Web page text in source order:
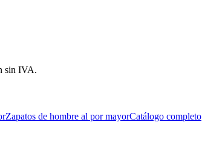
sin IVA.
Zapatos de hombre al por mayorCatálogo completo